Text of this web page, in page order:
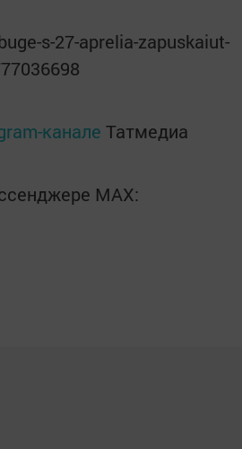
s-27-aprelia-zapuskaiut-
канале Татмедиа
MАХ: